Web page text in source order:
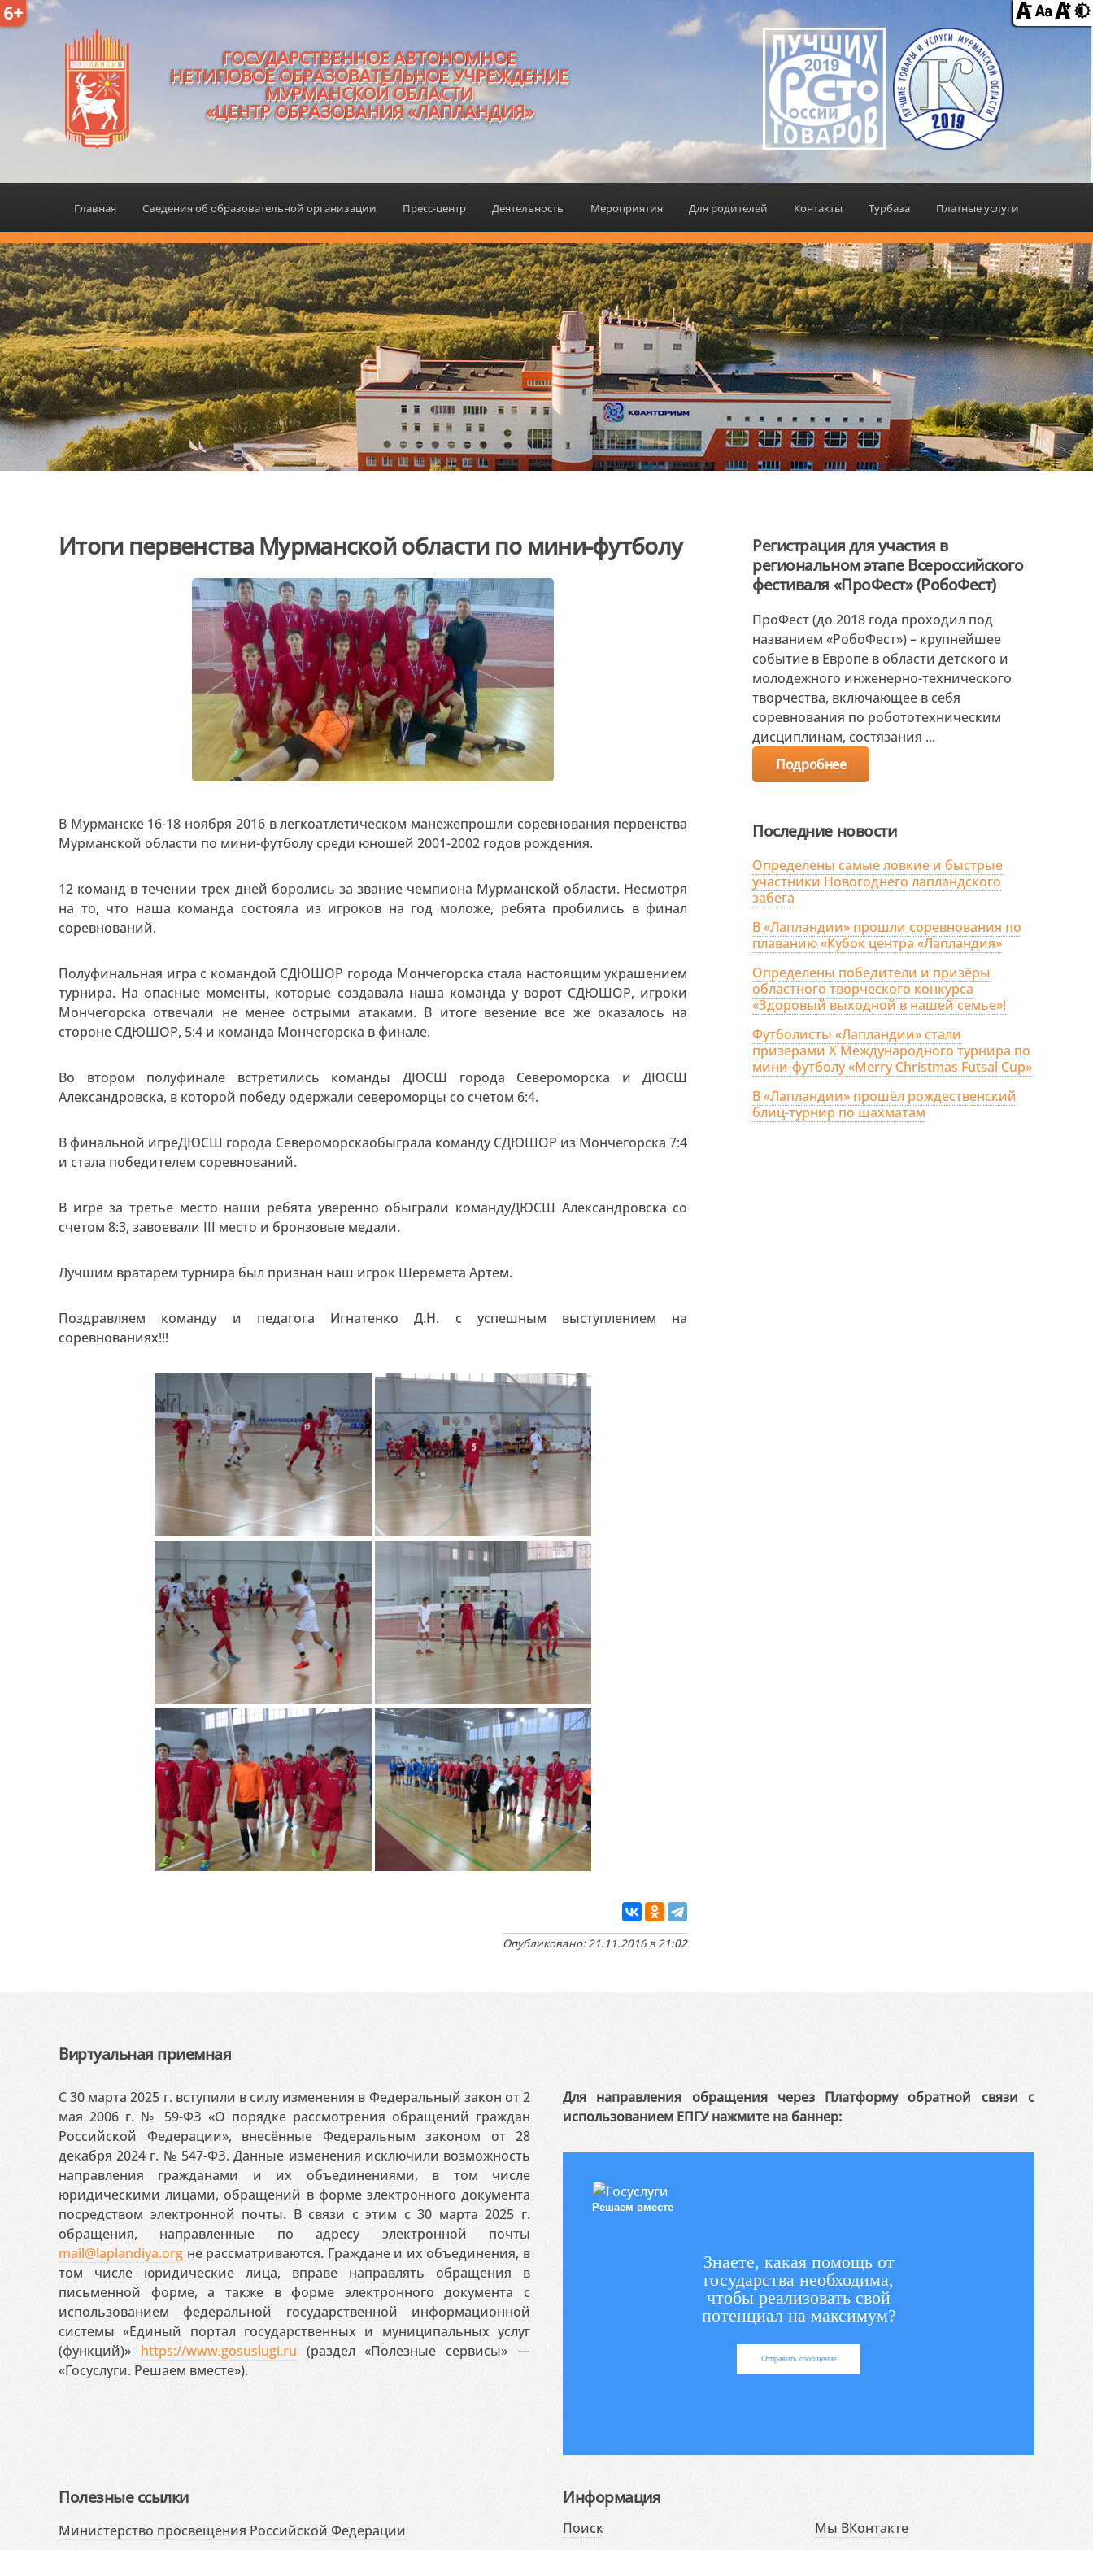
6+
ГОСУДАРСТВЕННОЕ АВТОНОМНОЕ
НЕТИПОВОЕ ОБРАЗОВАТЕЛЬНОЕ УЧРЕЖДЕНИЕ
МУРМАНСКОЙ ОБЛАСТИ
«ЦЕНТР ОБРАЗОВАНИЯ «ЛАПЛАНДИЯ»
Главная Сведения об образовательной организации Пресс-центр Деятельность Мероприятия Для родителей Контакты Турбаза Платные услуги
Итоги первенства Мурманской области по мини-футболу
В Мурманске 16-18 ноября 2016 в легкоатлетическом манежепрошли соревнования первенства
Мурманской области по мини-футболу среди юношей 2001-2002 годов рождения.
12 команд в течении трех дней боролись за звание чемпиона Мурманской области. Несмотря
на то, что наша команда состояла из игроков на год моложе, ребята пробились в финал
соревнований.
Полуфинальная игра с командой СДЮШОР города Мончегорска стала настоящим украшением
турнира. На опасные моменты, которые создавала наша команда у ворот СДЮШОР, игроки
Мончегорска отвечали не менее острыми атаками. В итоге везение все же оказалось на
стороне СДЮШОР, 5:4 и команда Мончегорска в финале.
Во втором полуфинале встретились команды ДЮСШ города Североморска и ДЮСШ
Александровска, в которой победу одержали североморцы со счетом 6:4.
В финальной игреДЮСШ города Североморскаобыграла команду СДЮШОР из Мончегорска 7:4
и стала победителем соревнований.
В игре за третье место наши ребята уверенно обыграли командуДЮСШ Александровска со
счетом 8:3, завоевали III место и бронзовые медали.
Лучшим вратарем турнира был признан наш игрок Шеремета Артем.
Поздравляем команду и педагога Игнатенко Д.Н. с успешным выступлением на
соревнованиях!!!
Опубликовано: 21.11.2016 в 21:02
Регистрация для участия в
региональном этапе Всероссийского
фестиваля «ПроФест» (РобоФест)
ПроФест (до 2018 года проходил под
названием «РобоФест») – крупнейшее
событие в Европе в области детского и
молодежного инженерно-технического
творчества, включающее в себя
соревнования по робототехническим
дисциплинам, состязания ...
Подробнее
Последние новости
Определены самые ловкие и быстрые
участники Новогоднего лапландского
забега
В «Лапландии» прошли соревнования по
плаванию «Кубок центра «Лапландия»
Определены победители и призёры
областного творческого конкурса
«Здоровый выходной в нашей семье»!
Футболисты «Лапландии» стали
призерами X Международного турнира по
мини-футболу «Merry Christmas Futsal Cup»
В «Лапландии» прошёл рождественский
блиц-турнир по шахматам
Виртуальная приемная
С 30 марта 2025 г. вступили в силу изменения в Федеральный закон от 2
мая 2006 г. № 59-ФЗ «О порядке рассмотрения обращений граждан
Российской Федерации», внесённые Федеральным законом от 28
декабря 2024 г. № 547-ФЗ. Данные изменения исключили возможность
направления гражданами и их объединениями, в том числе
юридическими лицами, обращений в форме электронного документа
посредством электронной почты. В связи с этим с 30 марта 2025 г.
обращения, направленные по адресу электронной почты
mail@laplandiya.org не рассматриваются. Граждане и их объединения, в
том числе юридические лица, вправе направлять обращения в
письменной форме, а также в форме электронного документа с
использованием федеральной государственной информационной
системы «Единый портал государственных и муниципальных услуг
(функций)» https://www.gosuslugi.ru (раздел «Полезные сервисы» —
«Госуслуги. Решаем вместе»).
Для направления обращения через Платформу обратной связи с
использованием ЕПГУ нажмите на баннер:
Решаем вместе
Знаете, какая помощь от
государства необходима,
чтобы реализовать свой
потенциал на максимум?
Отправить сообщение
Полезные ссылки
Министерство просвещения Российской Федерации
Информация
Поиск
Мы ВКонтакте